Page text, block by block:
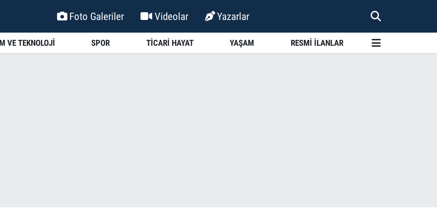
Foto Galeriler Videolar Yazarlar
VE TEKNOLOJİ SPOR TİCARİ HAYAT YAŞAM RESMİ İLANLAR